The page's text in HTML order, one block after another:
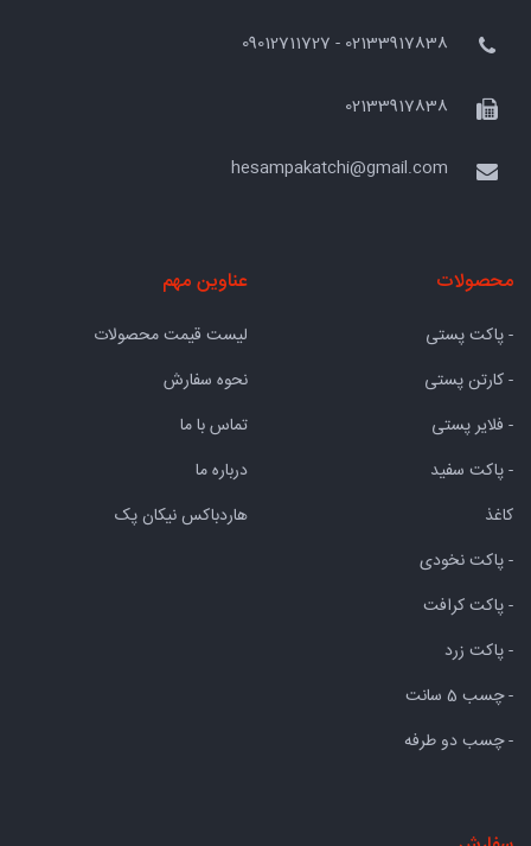
02133917838 - 09012711727
02133917838
hesampakatchi@gmail.com
محصولات
- پاکت پستی
- کارتن پستی
- فلایر پستی
- پاکت سفید
کاغذ
- پاکت نخودی
- پاکت کرافت
- پاکت زرد
- چسب 5 سانت
- چسب دو طرفه
عناوین مهم
لیست قیمت محصولات
نحوه سفارش
تماس با ما
درباره ما
هاردباکس نیکان پک